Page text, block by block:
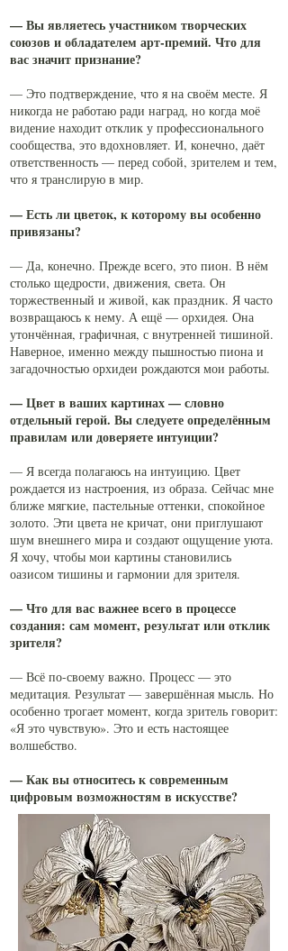
— Вы являетесь участником творческих
союзов и обладателем арт-премий. Что для
вас значит признание?
— Это подтверждение, что я на своём месте. Я
никогда не работаю ради наград, но когда моё
видение находит отклик у профессионального
сообщества, это вдохновляет. И, конечно, даёт
ответственность — перед собой, зрителем и тем,
что я транслирую в мир.
— Есть ли цветок, к которому вы особенно
привязаны?
— Да, конечно. Прежде всего, это пион. В нём
столько щедрости, движения, света. Он
торжественный и живой, как праздник. Я часто
возвращаюсь к нему. А ещё — орхидея. Она
утончённая, графичная, с внутренней тишиной.
Наверное, именно между пышностью пиона и
загадочностью орхидеи рождаются мои работы.
— Цвет в ваших картинах — словно
отдельный герой. Вы следуете определённым
правилам или доверяете интуиции?
— Я всегда полагаюсь на интуицию. Цвет
рождается из настроения, из образа. Сейчас мне
ближе мягкие, пастельные оттенки, спокойное
золото. Эти цвета не кричат, они приглушают
шум внешнего мира и создают ощущение уюта.
Я хочу, чтобы мои картины становились
оазисом тишины и гармонии для зрителя.
— Что для вас важнее всего в процессе
создания: сам момент, результат или отклик
зрителя?
— Всё по-своему важно. Процесс — это
медитация. Результат — завершённая мысль. Но
особенно трогает момент, когда зритель говорит:
«Я это чувствую». Это и есть настоящее
волшебство.
— Как вы относитесь к современным
цифровым возможностям в искусстве?